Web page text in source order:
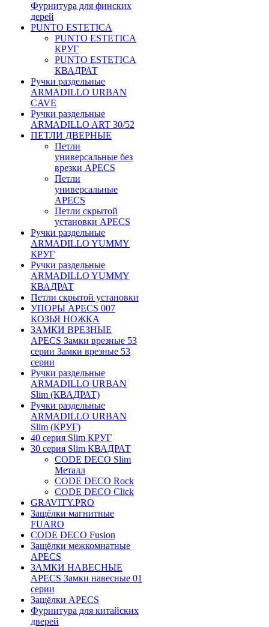
Фурнитура для финских
дерей
PUNTO ESTETICA
PUNTO ESTETICA
КРУГ
PUNTO ESTETICA
КВАДРАТ
Ручки раздельные
ARMADILLO URBAN
CAVE
Ручки раздельные
ARMADILLO ART 30/52
ПЕТЛИ ДВЕРНЫЕ
Петли
универсальные без
врезки APECS
Петли
универсальные
APECS
Петли скрытой
установки APECS
Ручки раздельные
ARMADILLO YUMMY
КРУГ
Ручки раздельные
ARMADILLO YUMMY
КВАДРАТ
Петли скрытой установки
УПОРЫ APECS 007
КОЗЬЯ НОЖКА
ЗАМКИ ВРЕЗНЫЕ
APECS Замки врезные 53
серии Замки врезные 53
серии
Ручки раздельные
ARMADILLO URBAN
Slim (КВАДРАТ)
Ручки раздельные
ARMADILLO URBAN
Slim (КРУГ)
40 серия Slim КРУГ
30 серия Slim КВАДРАТ
CODE DECO Slim
Металл
CODE DECO Rock
CODE DECO Click
GRAVITY.PRO
Защёлки магнитные
FUARO
CODE DECO Fusion
Защёлки межкомнатные
APECS
ЗАМКИ НАВЕСНЫЕ
APECS Замки навесные 01
серии
Защёлки APECS
Фурнитура для китайских
дверей